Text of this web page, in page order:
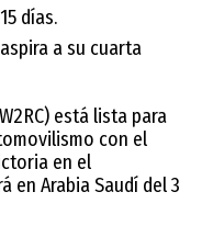
días.
aspira a su cuarta
W2RC) está lista para
con el
en el
en Arabia Saudí del 3